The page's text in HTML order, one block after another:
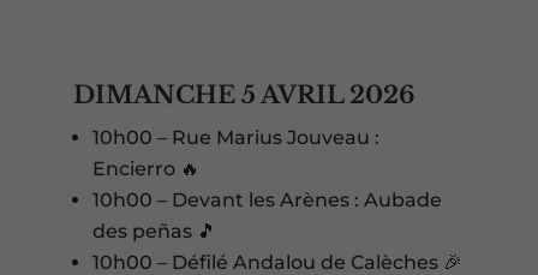
DIMANCHE 5 AVRIL 2026
10h00 – Rue Marius Jouveau :
Encierro 🔥
10h00 – Devant les Arènes : Aubade
des peñas 🎵
10h00 – Défilé Andalou de Calèches 🎉